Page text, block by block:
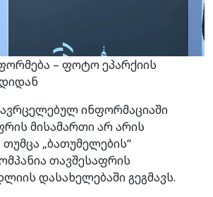
– ფოტო ეპარქიის
ინფორმაციაში
მისამართი არ არის
„ბათუმელების“
თავშესაფრის
დასახელებაში გეგმავს.